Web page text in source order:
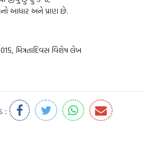
આધાર અને પ્રાણ છે.
મિત્રતાદિવસ વિશેષ લેખ
: